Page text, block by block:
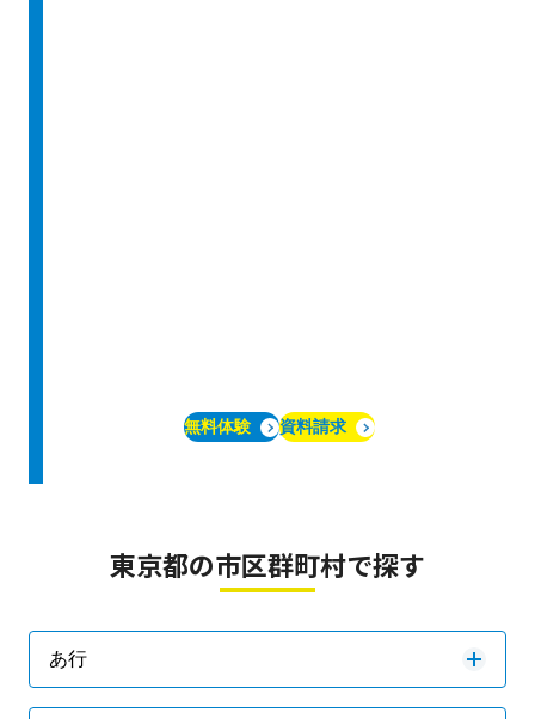
無料体験 資料請求
東京都の市区群町村で探す
あ行